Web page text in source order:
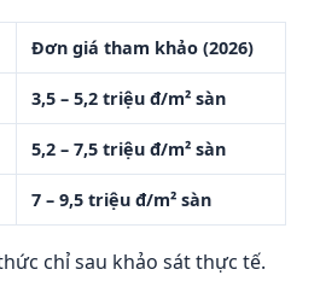
Đơn giá tham khảo (2026)
3,5 – 5,2 triệu đ/m² sàn
5,2 – 7,5 triệu đ/m² sàn
7 – 9,5 triệu đ/m² sàn
chỉ sau khảo sát thực tế.